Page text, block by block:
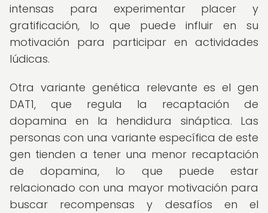
intensas para experimentar placer y
gratificación, lo que puede influir en su
motivación para participar en actividades
lúdicas.
Otra variante genética relevante es el gen
DAT1, que regula la recaptación de
dopamina en la hendidura sináptica. Las
personas con una variante específica de este
gen tienden a tener una menor recaptación
de dopamina, lo que puede estar
relacionado con una mayor motivación para
buscar recompensas y desafíos en el